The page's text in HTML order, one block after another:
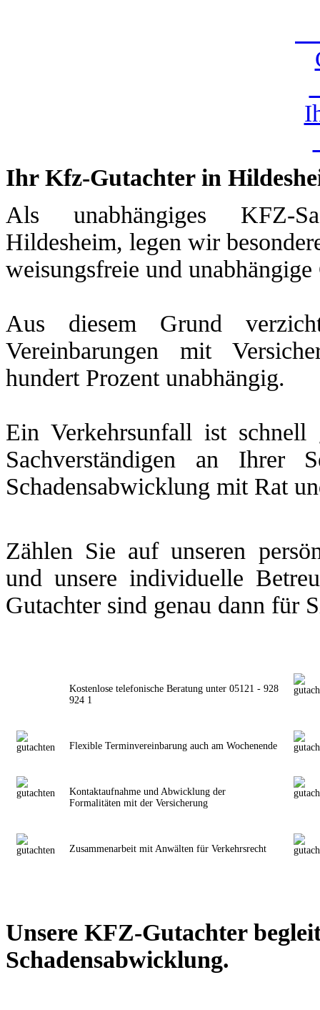
Ihr Kfz-Gutachter in
Als unabhängiges KFZ-
Hildesheim, legen wir
weisungsfreie und
Aus diesem Grund
Vereinbarungen mit
hundert Prozent unabhängig.
Ein Verkehrsunfall ist schnell
Sachverständigen an Ihrer
Schadensabwicklung mit Rat
Zählen Sie auf unseren
und unsere individuelle
Gutachter sind genau dann für
Kostenlose telefonische Beratung unter 05121 - 928
924 1
Flexible Terminvereinbarung auch am Wochenende
Kontaktaufnahme und Abwicklung der
Formalitäten mit der Versicherung
Zusammenarbeit mit Anwälten für Verkehrsrecht
Unsere KFZ-Gutachter
Schadensabwicklung.